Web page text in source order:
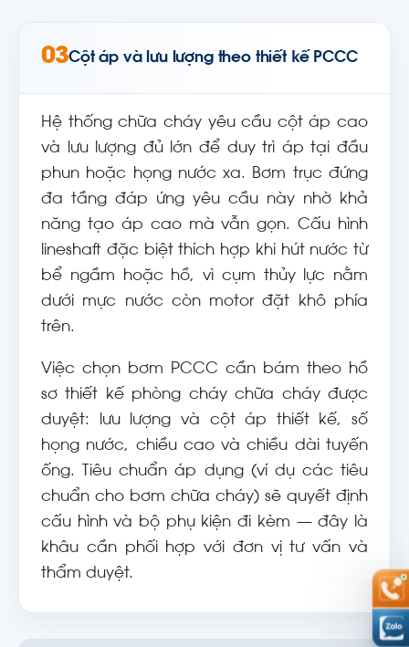
03Cột áp và lưu lượng theo thiết kế PCCC
Hệ thống chữa cháy yêu cầu cột áp cao
và lưu lượng đủ lớn để duy trì áp tại đầu
phun hoặc họng nước xa. Bơm trục đứng
đa tầng đáp ứng yêu cầu này nhờ khả
năng tạo áp cao mà vẫn gọn. Cấu hình
lineshaft đặc biệt thích hợp khi hút nước từ
bể ngầm hoặc hồ, vì cụm thủy lực nằm
dưới mực nước còn motor đặt khô phía
trên.
Việc chọn bơm PCCC cần bám theo hồ
sơ thiết kế phòng cháy chữa cháy được
duyệt: lưu lượng và cột áp thiết kế, số
họng nước, chiều cao và chiều dài tuyến
ống. Tiêu chuẩn áp dụng (ví dụ các tiêu
chuẩn cho bơm chữa cháy) sẽ quyết định
cấu hình và bộ phụ kiện đi kèm — đây là
khâu cần phối hợp với đơn vị tư vấn và
thẩm duyệt.